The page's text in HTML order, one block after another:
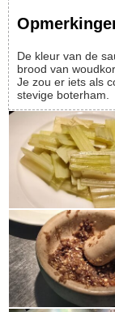
De kleur van de saus wordt vermoedelijk lichter; wij hadden ons
brood van
Je zou er iets als
stevige boterham.